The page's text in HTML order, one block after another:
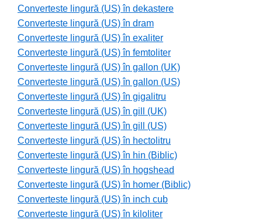
Converteste lingură (US) în dekastere
Converteste lingură (US) în dram
Converteste lingură (US) în exaliter
Converteste lingură (US) în femtoliter
Converteste lingură (US) în gallon (UK)
Converteste lingură (US) în gallon (US)
Converteste lingură (US) în gigalitru
Converteste lingură (US) în gill (UK)
Converteste lingură (US) în gill (US)
Converteste lingură (US) în hectolitru
Converteste lingură (US) în hin (Biblic)
Converteste lingură (US) în hogshead
Converteste lingură (US) în homer (Biblic)
Converteste lingură (US) în inch cub
Converteste lingură (US) în kiloliter